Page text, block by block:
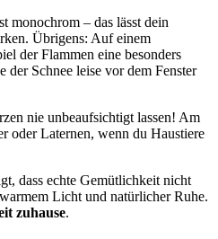
monochrom – das lässt dein
Übrigens: Auf einem
der Flammen eine besonders
der Schnee leise vor dem Fenster
nie unbeaufsichtigt lassen! Am
oder Laternen, wenn du Haustiere
dass echte Gemütlichkeit nicht
Licht und natürlicher Ruhe.
zuhause.